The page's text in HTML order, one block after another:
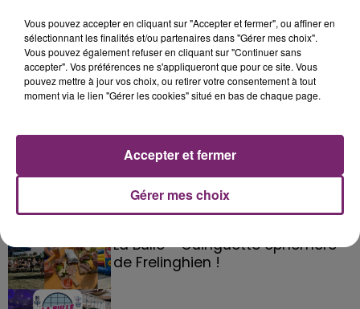
La Bulle - Guinguette éphémère
de Frelinghien !
Vous pouvez accepter en cliquant sur "Accepter et fermer", ou affiner en
sélectionnant les finalités et/ou partenaires dans "Gérer mes choix".
Vous pouvez également refuser en cliquant sur "Continuer sans
accepter". Vos préférences ne s'appliqueront que pour ce site. Vous
pouvez mettre à jour vos choix, ou retirer votre consentement à tout
moment via le lien "Gérer les cookies" situé en bas de chaque page.
Gérer mes choix
Accepter et fermer